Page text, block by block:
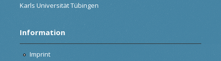
Karls Universität Tübingen
Information
Imprint